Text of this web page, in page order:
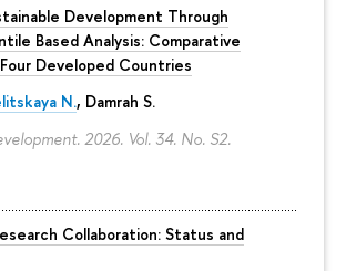
Development Through
Based Analysis: Comparative
Developed Countries
N., Damrah S.
2026. Vol. 34. No. S2.
Collaboration: Status and